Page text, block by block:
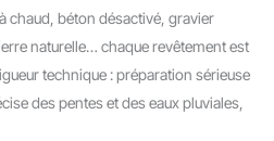
chaud, béton désactivé, gravier
naturelle… chaque revêtement est
technique : préparation sérieuse
des pentes et des eaux pluviales,